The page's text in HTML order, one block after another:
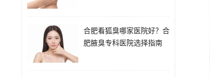
合肥看狐臭哪家医院好？合
肥腋臭专科医院选择指南